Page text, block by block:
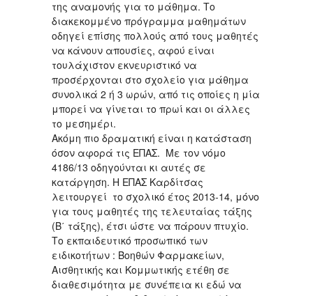
της αναμονής για το μάθημα. Το
διακεκομμένο πρόγραμμα μαθημάτων
οδηγεί επίσης πολλούς από τους μαθητές
να κάνουν απουσίες, αφού είναι
τουλάχιστον εκνευριστικό να
προσέρχονται στο σχολείο για μάθημα
συνολικά 2 ή 3 ωρών, από τις οποίες η μία
μπορεί να γίνεται το πρωί και οι άλλες
το μεσημέρι.
Ακόμη πιο δραματική είναι η κατάσταση
όσον αφορά τις ΕΠΑΣ. Με τον νόμο
4186/13 οδηγούνται κι αυτές σε
κατάργηση. Η ΕΠΑΣ Καρδίτσας
λειτουργεί το σχολικό έτος 2013-14, μόνο
για τους μαθητές της τελευταίας τάξης
(Β΄ τάξης), έτσι ώστε να πάρουν πτυχίο.
Το εκπαιδευτικό προσωπικό των
ειδικοτήτων : Βοηθών Φαρμακείων,
Αισθητικής και Κομμωτικής ετέθη σε
διαθεσιμότητα με συνέπεια κι εδώ να